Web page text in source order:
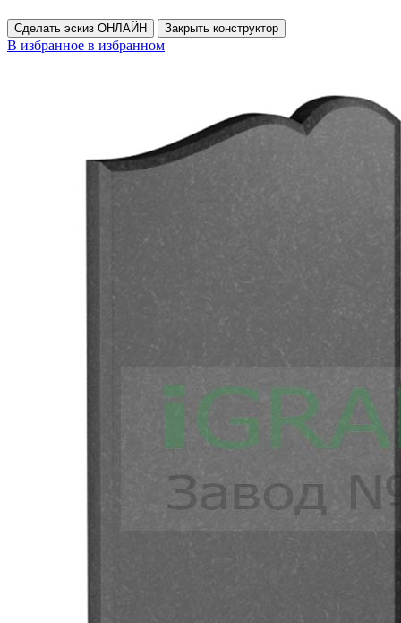
Сделать эскиз ОНЛАЙН Закрыть конструктор
В избранное в избранном